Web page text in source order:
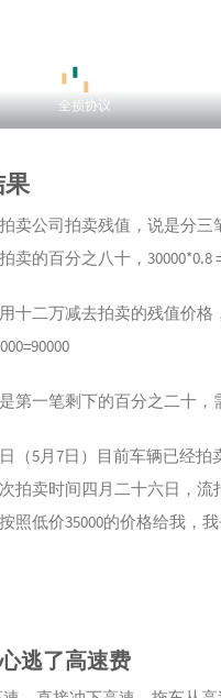
全损协议
卖公司拍卖残值，说是分
卖的百分之八十，30000*0.8
十二万减去拍卖的残值价
第一笔剩下的百分之二十，
（5月7日）目前车辆已经
拍卖时间四月二十六日，
照低价35000的价格给我，
逃了高速费